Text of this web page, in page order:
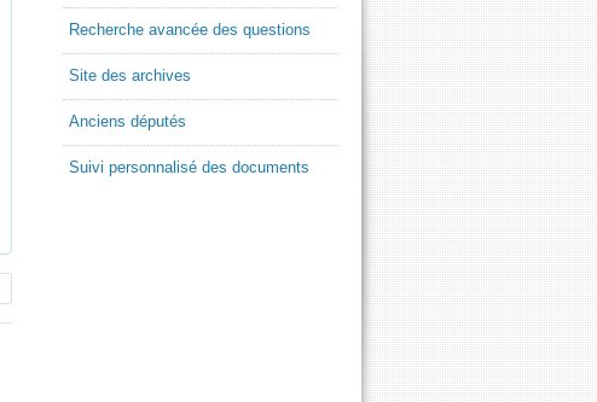
Recherche avancée des questions
Site des archives
Anciens députés
Suivi personnalisé des documents